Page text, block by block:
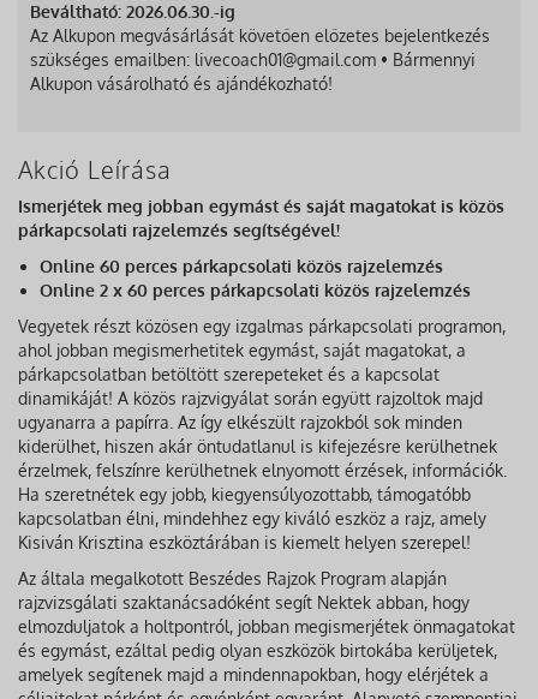
Beváltható: 2026.06.30.-ig
Az Alkupon megvásárlását követően előzetes bejelentkezés
szükséges emailben: livecoach01@gmail.com • Bármennyi
Alkupon vásárolható és ajándékozható!
Akció Leírása
Ismerjétek meg jobban egymást és saját magatokat is közös
párkapcsolati rajzelemzés segítségével!
Online 60 perces párkapcsolati közös rajzelemzés
Online 2 x 60 perces párkapcsolati közös rajzelemzés
Vegyetek részt közösen egy izgalmas párkapcsolati programon,
ahol jobban megismerhetitek egymást, saját magatokat, a
párkapcsolatban betöltött szerepeteket és a kapcsolat
dinamikáját! A közös rajzvigyálat során együtt rajzoltok majd
ugyanarra a papírra. Az így elkészült rajzokból sok minden
kiderülhet, hiszen akár öntudatlanul is kifejezésre kerülhetnek
érzelmek, felszínre kerülhetnek elnyomott érzések, információk.
Ha szeretnétek egy jobb, kiegyensúlyozottabb, támogatóbb
kapcsolatban élni, mindehhez egy kiváló eszköz a rajz, amely
Kisiván Krisztina eszköztárában is kiemelt helyen szerepel!
Az általa megalkotott Beszédes Rajzok Program alapján
rajzvizsgálati szaktanácsadóként segít Nektek abban, hogy
elmozduljatok a holtpontról, jobban megismerjétek önmagatokat
és egymást, ezáltal pedig olyan eszközök birtokába kerüljetek,
amelyek segítenek majd a mindennapokban, hogy elérjétek a